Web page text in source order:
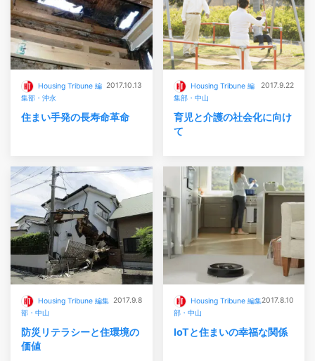
Housing Tribune 編
集部・沖永
2017.10.13
住まい手発の長寿命革命
Housing Tribune 編
集部・中山
2017.9.22
育児と介護の社会化に向け
て
Housing Tribune 編集
部・中山
2017.9.8
防災リテラシーと住環境の
価値
Housing Tribune 編集
部・中山
2017.8.10
IoTと住まいの幸福な関係